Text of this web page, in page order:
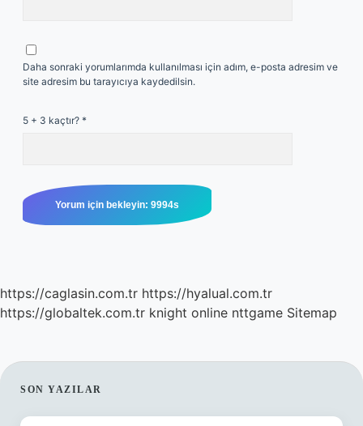
Daha sonraki yorumlarımda kullanılması için adım, e-posta adresim ve
site adresim bu tarayıcıya kaydedilsin.
5 + 3 kaçtır? *
https://caglasin.com.tr https://hyalual.com.tr
https://globaltek.com.tr knight online nttgame Sitemap
SIDEBAR
SON YAZILAR